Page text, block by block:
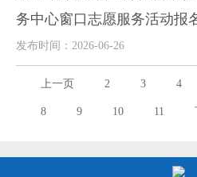
务中心窗口志愿服务活动报
发布时间：2026-06-26
上一页 2 3 4
8 9 10 11